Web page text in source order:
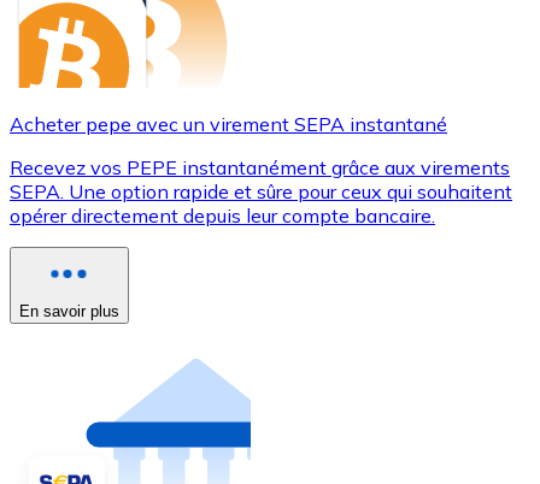
Acheter pepe avec un virement SEPA instantané
Recevez vos PEPE instantanément grâce aux virements
SEPA. Une option rapide et sûre pour ceux qui souhaitent
opérer directement depuis leur compte bancaire.
En savoir plus